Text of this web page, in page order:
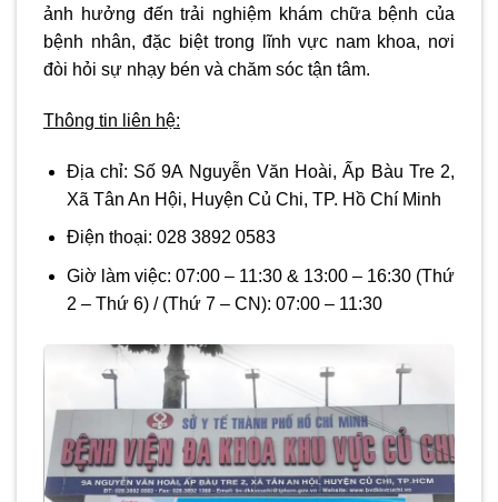
ảnh hưởng đến trải nghiệm khám chữa bệnh của
bệnh nhân, đặc biệt trong lĩnh vực nam khoa, nơi
đòi hỏi sự nhạy bén và chăm sóc tận tâm.
Thông tin liên hệ:
Địa chỉ: Số 9A Nguyễn Văn Hoài, Ấp Bàu Tre 2,
Xã Tân An Hội, Huyện Củ Chi, TP. Hồ Chí Minh
Điện thoại: 028 3892 0583
Giờ làm việc: 07:00 – 11:30 & 13:00 – 16:30 (Thứ
2 – Thứ 6) / (Thứ 7 – CN): 07:00 – 11:30